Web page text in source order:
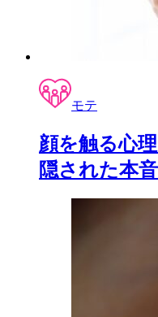
モテ
顔を触る心
隠された本